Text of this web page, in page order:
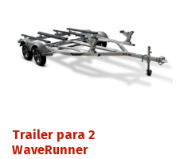
Trailer para 2
WaveRunner